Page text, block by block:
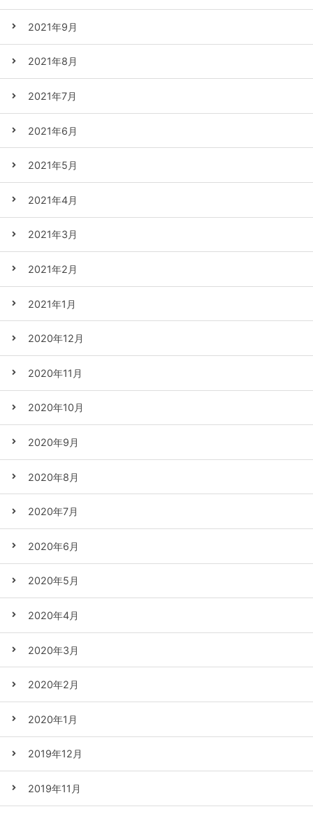
2021年9月
2021年8月
2021年7月
2021年6月
2021年5月
2021年4月
2021年3月
2021年2月
2021年1月
2020年12月
2020年11月
2020年10月
2020年9月
2020年8月
2020年7月
2020年6月
2020年5月
2020年4月
2020年3月
2020年2月
2020年1月
2019年12月
2019年11月